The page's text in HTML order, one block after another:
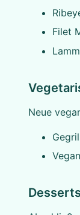
Filet
Neue